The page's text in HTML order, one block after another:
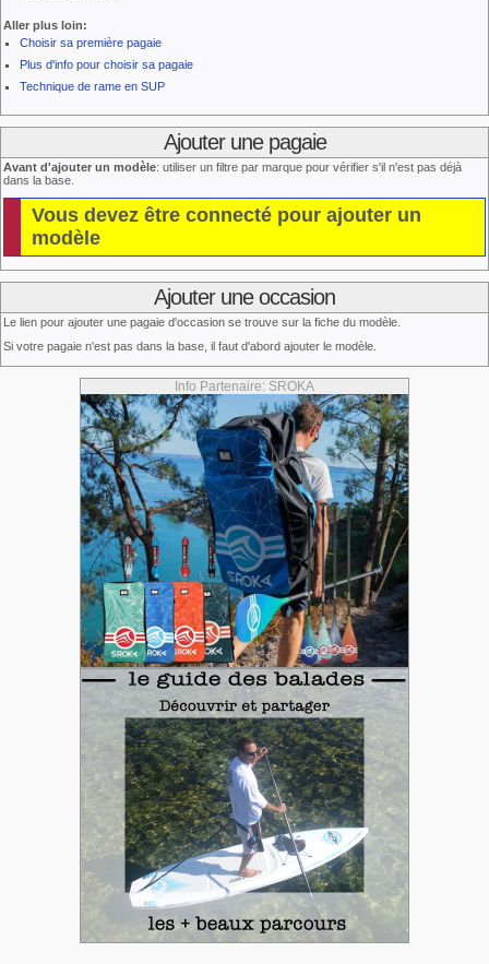
Aller plus loin:
Choisir sa première pagaie
Plus d'info pour choisir sa pagaie
Technique de rame en SUP
Ajouter une pagaie
Avant d'ajouter un modèle: utiliser un filtre par marque pour vérifier s'il n'est pas déjà
dans la base.
Vous devez être connecté pour ajouter un
modèle
Ajouter une occasion
Le lien pour ajouter une pagaie d'occasion se trouve sur la fiche du modèle.
Si votre pagaie n'est pas dans la base, il faut d'abord ajouter le modèle.
Info Partenaire: SROKA